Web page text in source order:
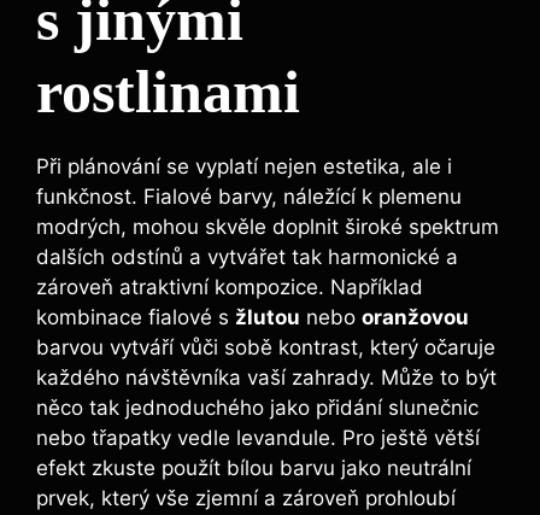
s jinými
rostlinami
Při plánování se vyplatí nejen estetika, ale i
funkčnost. Fialové barvy, náležící k plemenu
modrých, mohou skvěle doplnit široké spektrum
dalších odstínů a vytvářet tak harmonické a
zároveň atraktivní‌ kompozice. Například
kombinace fialové s žlutou nebo oranžovou
barvou vytváří vůči sobě kontrast, který očaruje
každého návštěvníka vaší zahrady. Může ⁣to být
něco tak jednoduchého jako přidání‌ slunečnic
nebo třapatky vedle ⁣levandule. Pro ještě větší
efekt zkuste‌ použít bílou barvu jako neutrální
prvek, který vše zjemní‌ a zároveň prohloubí